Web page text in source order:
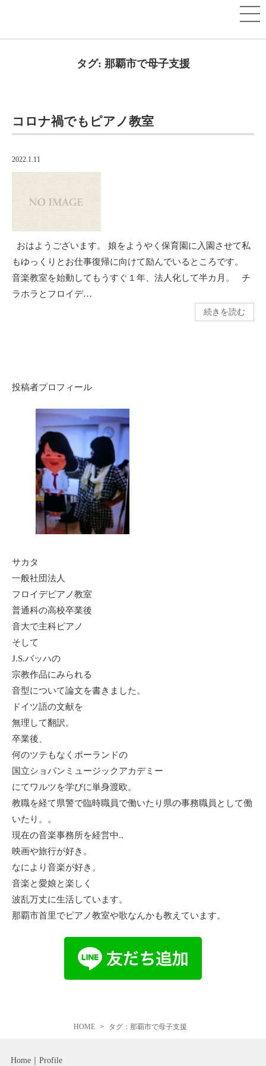
タグ: 那覇市で母子支援
コロナ禍でもピアノ教室
2022.1.11
おはようございます。 娘をようやく保育園に入園させて私
もゆっくりとお仕事復帰に向けて励んでいるところです。
音楽教室を始動してもうすぐ１年、法人化して半カ月。 チ
ラホラとフロイデ…
続きを読む
投稿者プロフィール
サカタ
一般社団法人
フロイデピアノ教室
普通科の高校卒業後
音大で主科ピアノ
そして
J.S.バッハの
宗教作品にみられる
音型について論文を書きました。
ドイツ語の文献を
無理して翻訳。
卒業後、
何のツテもなくポーランドの
国立ショパンミュージックアカデミー
にてワルツを学びに単身渡欧。
教職を経て県警で臨時職員で働いたり県の事務職員として働
いたり。。
現在の音楽事務所を経営中..
映画や旅行が好き。
なにより音楽が好き。
音楽と愛娘と楽しく
波乱万丈に生活しています。
那覇市首里でピアノ教室や歌なんかも教えています。
HOME タグ：那覇市で母子支援
Home Profile